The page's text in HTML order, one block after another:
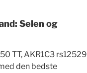
Selen og
TT, AKR1C3 rs12529
den bedste